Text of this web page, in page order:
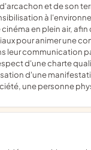
et de son
à
en plein air, afin
pour animer une
leur communication
d'une charte
d'une
une personne